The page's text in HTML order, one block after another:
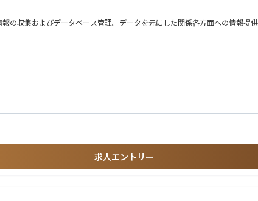
に関わることができ、プレイヤーとしての実務経験を積みながら、リーダ
るポジションです。
の収集およびデータベース管理。データを元にした関係各方面への情報提供
イナミズムを感じながら戦略的持株会社の実務経験を重ねることができま
スを想定しています。
求人エントリー